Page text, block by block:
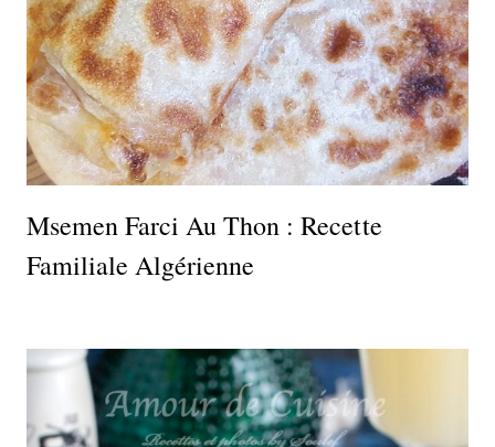
Msemen Farci Au Thon : Recette
Familiale Algérienne